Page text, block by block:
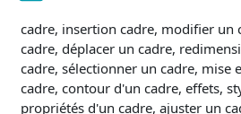
Conditions d’achèvement
cadre, insertion cadre, modifier un
cadre, déplacer un cadre,
cadre, sélectionner un cadre, mise
cadre, contour d'un cadre, effets,
propriétés d'un cadre, ajuster un